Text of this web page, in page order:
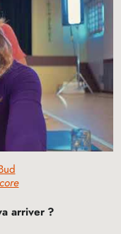
arriver ?